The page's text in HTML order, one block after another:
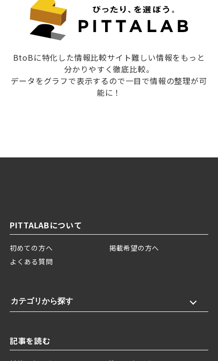
BtoBに特化した情報比較サイト難しい情報をもっと
分かりやすく徹底比較。
データをグラフで表示するので一目で情報の整理が可
能に！
PITTALABについて
初めての方へ
掲載希望の方へ
よくある質問
カテゴリから探す
記事を読む